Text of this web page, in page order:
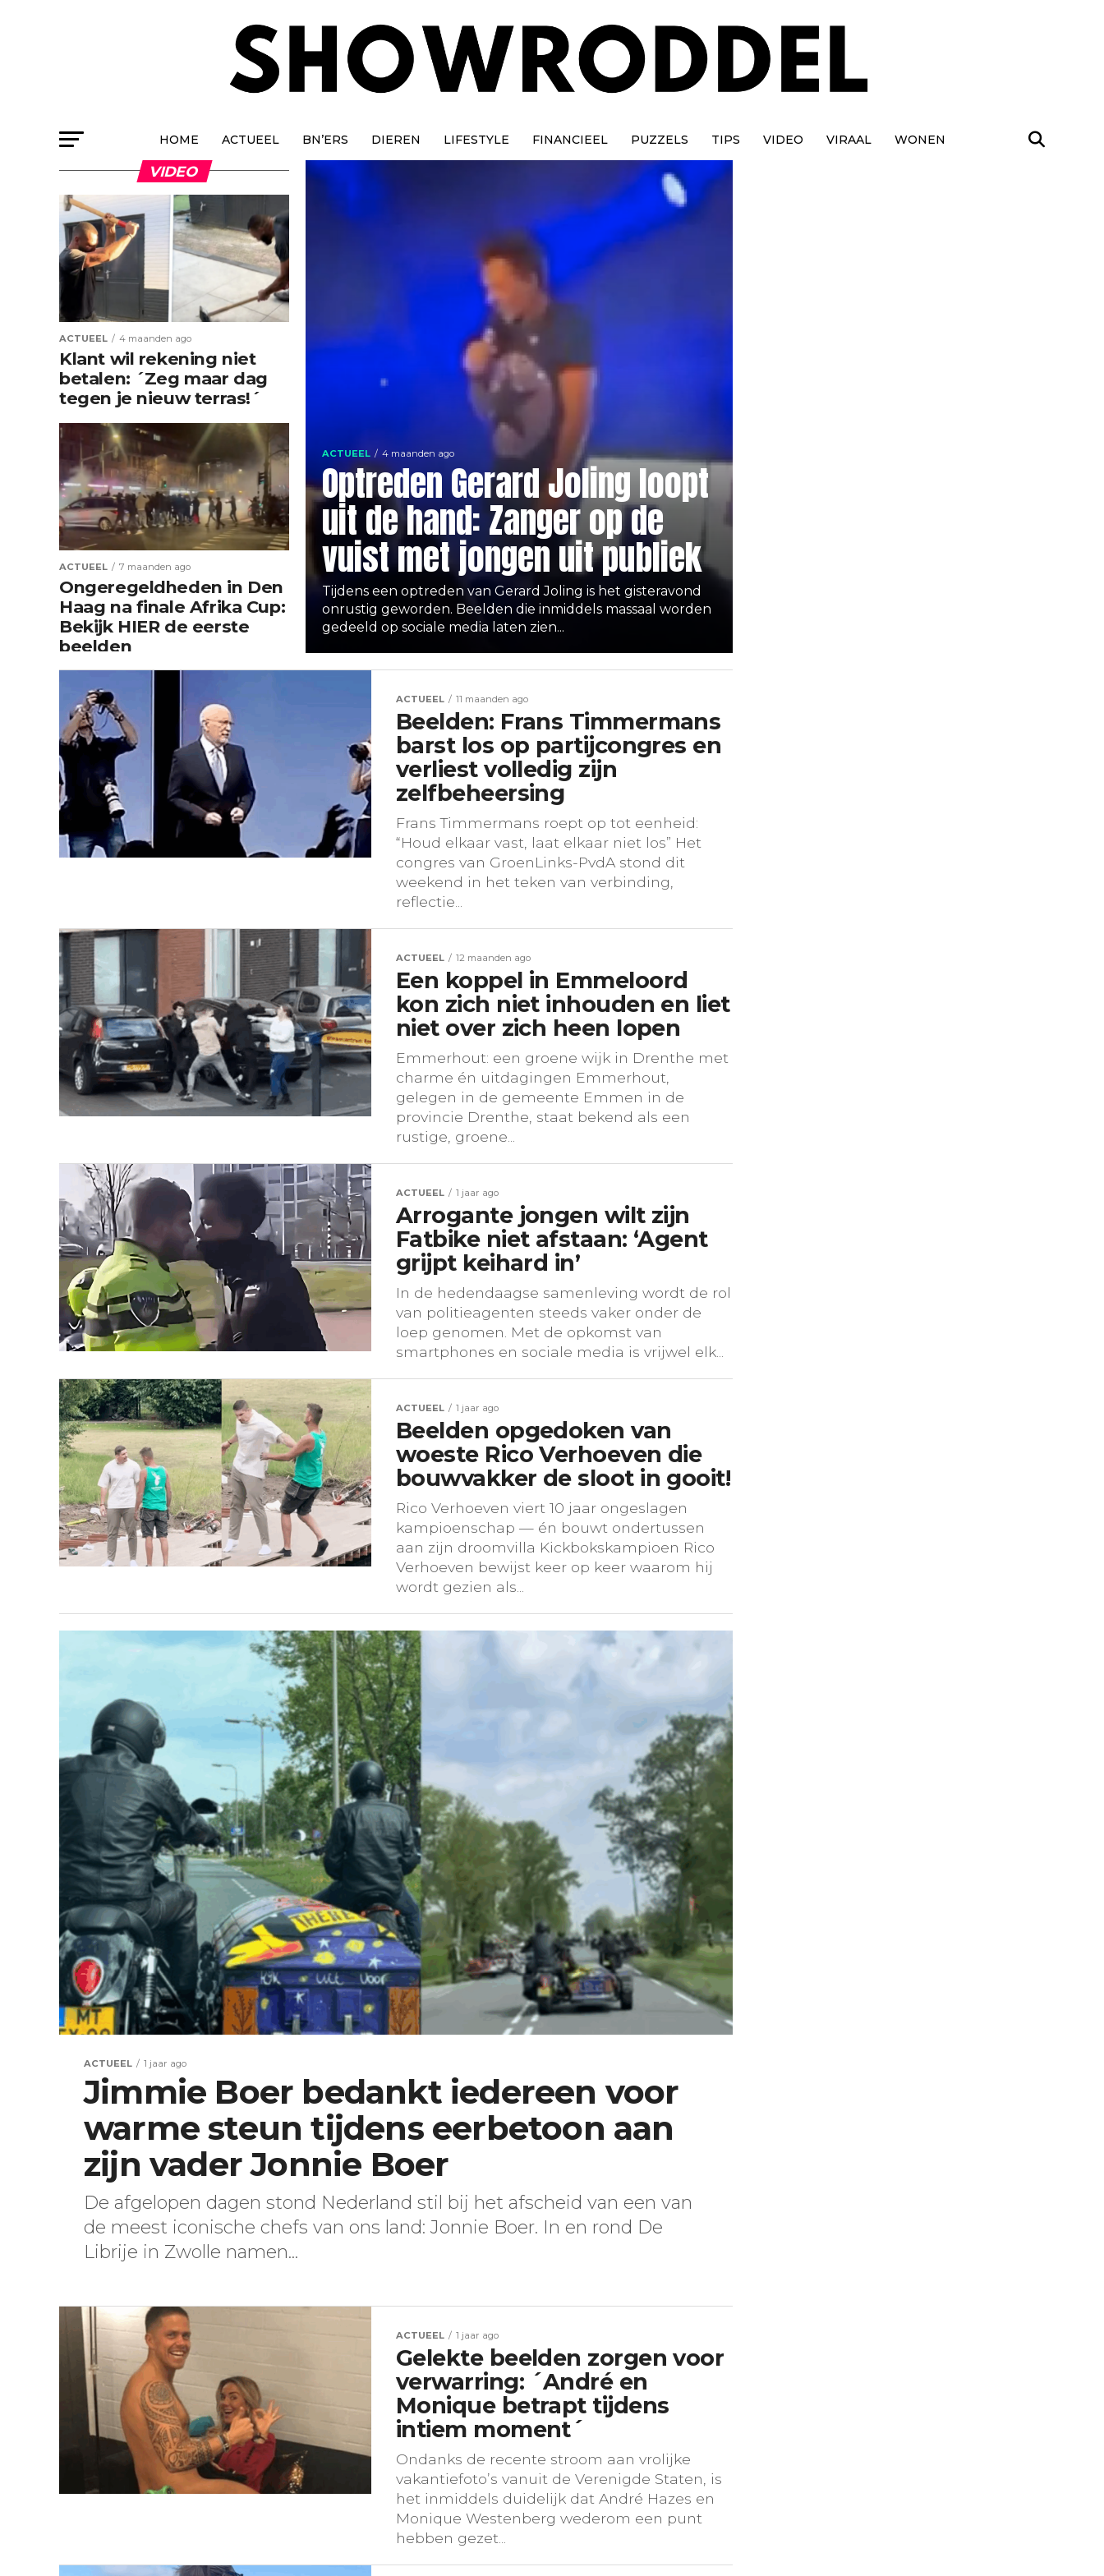
HOME ACTUEEL BN’ERS DIEREN LIFESTYLE FINANCIEEL PUZZELS TIPS VIDEO VIRAAL WONEN
ACTUEEL 4 maanden ago
Optreden Gerard Joling loopt
uit de hand: Zanger op de
vuist met jongen uit publiek
Tijdens een optreden van Gerard Joling is het gisteravond
onrustig geworden. Beelden die inmiddels massaal worden
gedeeld op sociale media laten zien...
VIDEO
ACTUEEL 4 maanden ago
Klant wil rekening niet
betalen: ´Zeg maar dag
tegen je nieuw terras!´
ACTUEEL 7 maanden ago
Ongeregeldheden in Den
Haag na finale Afrika Cup:
Bekijk HIER de eerste
beelden
ACTUEEL 11 maanden ago
Beelden: Frans Timmermans
barst los op partijcongres en
verliest volledig zijn
zelfbeheersing
Frans Timmermans roept op tot eenheid:
“Houd elkaar vast, laat elkaar niet los” Het
congres van GroenLinks-PvdA stond dit
weekend in het teken van verbinding,
reflectie...
ACTUEEL 12 maanden ago
Een koppel in Emmeloord
kon zich niet inhouden en liet
niet over zich heen lopen
Emmerhout: een groene wijk in Drenthe met
charme én uitdagingen Emmerhout,
gelegen in de gemeente Emmen in de
provincie Drenthe, staat bekend als een
rustige, groene...
ACTUEEL 1 jaar ago
Arrogante jongen wilt zijn
Fatbike niet afstaan: ‘Agent
grijpt keihard in’
In de hedendaagse samenleving wordt de rol
van politieagenten steeds vaker onder de
loep genomen. Met de opkomst van
smartphones en sociale media is vrijwel elk...
ACTUEEL 1 jaar ago
Beelden opgedoken van
woeste Rico Verhoeven die
bouwvakker de sloot in gooit!
Rico Verhoeven viert 10 jaar ongeslagen
kampioenschap — én bouwt ondertussen
aan zijn droomvilla Kickbokskampioen Rico
Verhoeven bewijst keer op keer waarom hij
wordt gezien als...
ACTUEEL 1 jaar ago
Jimmie Boer bedankt iedereen voor
warme steun tijdens eerbetoon aan
zijn vader Jonnie Boer
De afgelopen dagen stond Nederland stil bij het afscheid van een van
de meest iconische chefs van ons land: Jonnie Boer. In en rond De
Librije in Zwolle namen...
ACTUEEL 1 jaar ago
Gelekte beelden zorgen voor
verwarring: ´André en
Monique betrapt tijdens
intiem moment´
Ondanks de recente stroom aan vrolijke
vakantiefoto’s vanuit de Verenigde Staten, is
het inmiddels duidelijk dat André Hazes en
Monique Westenberg wederom een punt
hebben gezet...